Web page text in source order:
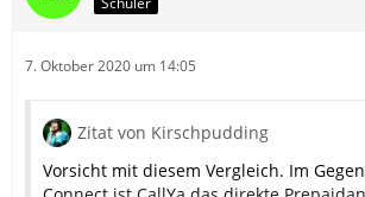
7. Oktober 2020 um 14:05
Zitat von Kirschpudding
Vorsicht mit diesem Vergleich. Im